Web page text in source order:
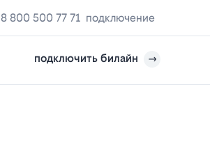
8 800 500 77 71 подключение
подключить билайн